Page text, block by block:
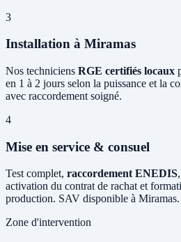
3
Installation à Miramas
Nos techniciens RGE certifiés locaux
en 1 à 2 jours selon la puissance et la
avec raccordement soigné.
4
Mise en service & consuel
Test complet, raccordement ENEDIS
activation du contrat de rachat et
production. SAV disponible à Miramas.
Zone d'intervention